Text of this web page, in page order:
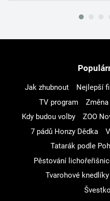
Jak zhubnout Nejlepší
TV program
Kdy budou volby
ZOO
7 pádů Honzy Dědka
Tatarák podle
Pěstování
Tvarohové knedlíky